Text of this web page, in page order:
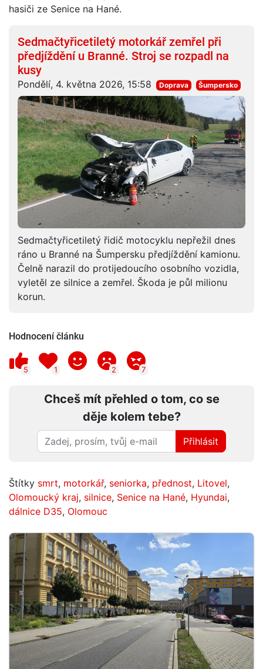
hasiči ze Senice na Hané.
Sedmačtyřicetiletý motorkář zemřel při
předjíždění u Branné. Stroj se rozpadl na
kusy
Pondělí, 4. května 2026, 15:58 Doprava Šumpersko
Sedmačtyřicetiletý řidič motocyklu nepřežil dnes
ráno u Branné na Šumpersku předjíždění kamionu.
Čelně narazil do protijedoucího osobního vozidla,
vyletěl ze silnice a zemřel. Škoda je půl milionu
korun.
Hodnocení článku
5 1 2 7
Chceš mít přehled o tom, co se
děje kolem tebe?
Přihlásit
Štítky smrt, motorkář, seniorka, přednost, Litovel,
Olomoucký kraj, silnice, Senice na Hané, Hyundai,
dálnice D35, Olomouc